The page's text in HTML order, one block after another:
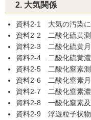
2. 大気関係
資料2-1 大気の汚染
資料2-2 二酸化硫黄
資料2-3 二酸化硫黄
資料2-4 二酸化硫黄
資料2-5 二酸化窒素
資料2-6 二酸化窒素
資料2-7 二酸化窒素
資料2-8 一酸化窒素
資料2-9 浮遊粒子状